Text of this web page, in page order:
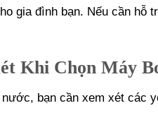
gia đình bạn. Nếu cần hỗ
Khi Chọn Máy
bạn cần xem xét các